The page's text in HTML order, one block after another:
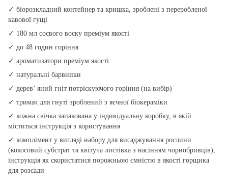
✓ біорозкладний контейнер та кришка, зроблені з переробленої
кавової гущі
✓ 180 мл соєвого воску преміум якості
✓ до 48 годин горіння
✓ ароматизатори преміум якості
✓ натуральні барвники
✓ дерев’ яний гніт потріскуючого горіння (на вибір)
✓ тримач для гнуті зроблений з яєчної біокераміки
✓ кожна свічка запакована у індивідуальну коробку, в якій
міститься інструкція з користування
✓ комплімент у вигляді набору для висаджування рослини
(кокосовий субстрат та квітуча листівка з насінням чорнобривців),
інструкція як скористатися порожньою ємністю в якості горщика
для розсади